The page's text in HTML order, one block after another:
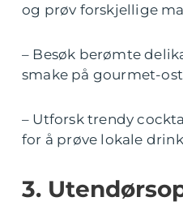
og prøv forskjellige
– Besøk berømte
smake på gourmet-
– Utforsk trendy
for å prøve lokale
3.